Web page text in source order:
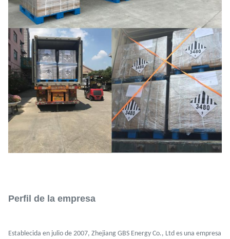
Perfil de la empresa
Establecida en julio de 2007, Zhejiang GBS Energy Co., Ltd es una empresa